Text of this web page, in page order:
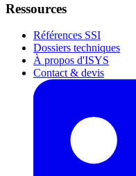
Ressources
Références SSI
Dossiers techniques
À propos d'ISYS
Contact & devis